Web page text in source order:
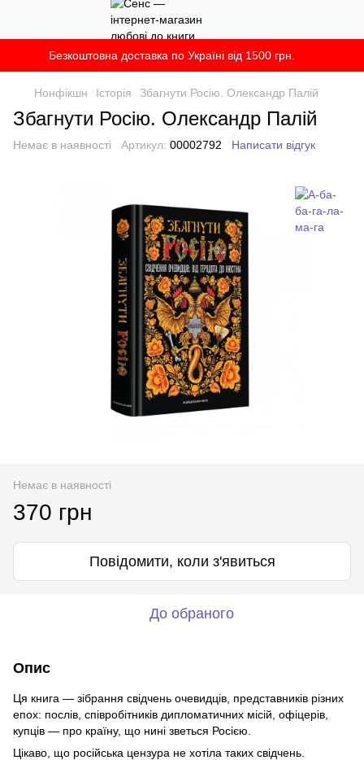
Безкоштовна доставка по Україні від 1500 грн.
Нонфікшн Історія Збагнути Росію. Олександр Палій
Збагнути Росію. Олександр Палій
Немає в наявності Артикул: 00002792 Написати відгук
Немає в наявності
370 грн
Повідомити, коли з'явиться
До обраного
Опис
Ця книга — зібрання свідчень очевидців, представників різних
епох: послів, співробітників дипломатичних місій, офіцерів,
купців — про країну, що нині зветься Росією.
Цікаво, що російська цензура не хотіла таких свідчень.